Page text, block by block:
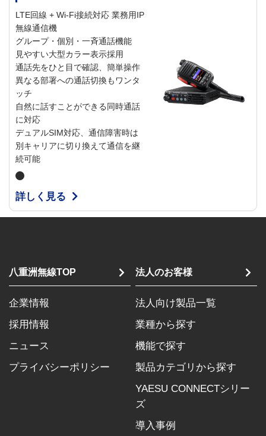
LTE回線 + Wi-Fi接続対応 業務用IP
無線通信機
グループ・個別・一斉通話機能
見やすい大型カラー表示採用
通話先をひと目で確認、簡単操作
異なる部署への通話切換もワンタ
ッチ
自然に話すことができる同時通話
に対応
デュアルSIM対応、通信障害時は
別キャリアに切り換えて通信を継
続可能
詳しく見る
八重洲無線TOP
企業情報
採用情報
ニュース
プライバシーポリシー
法人のお客様
法人向け製品一覧
業種から探す
機能で探す
製品カテゴリから探す
YAESU CONNECTシリー
ズ
導入事例